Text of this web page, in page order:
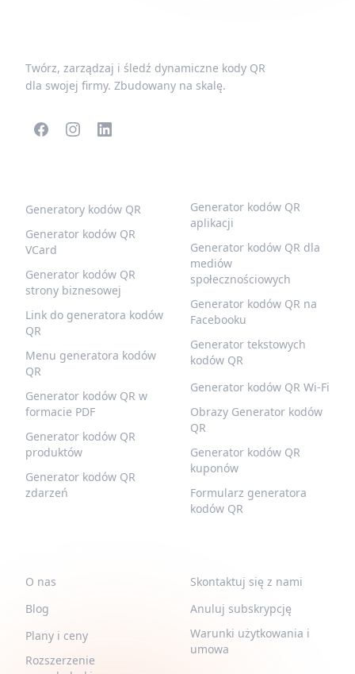
Twórz, zarządzaj i śledź dynamiczne kody QR
dla swojej firmy. Zbudowany na skalę.
Generatory kodów QR
Generator kodów QR
VCard
Generator kodów QR
strony biznesowej
Link do generatora kodów
QR
Menu generatora kodów
QR
Generator kodów QR w
formacie PDF
Generator kodów QR
produktów
Generator kodów QR
zdarzeń
Generator kodów QR
aplikacji
Generator kodów QR dla
mediów
społecznościowych
Generator kodów QR na
Facebooku
Generator tekstowych
kodów QR
Generator kodów QR Wi-Fi
Obrazy Generator kodów
QR
Generator kodów QR
kuponów
Formularz generatora
kodów QR
O nas
Blog
Plany i ceny
Rozszerzenie
Skontaktuj się z nami
Anuluj subskrypcję
Warunki użytkowania i
umowa